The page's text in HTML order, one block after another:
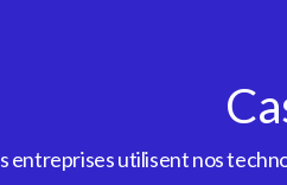
entreprises utilisent nos